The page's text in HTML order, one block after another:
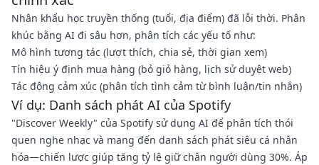
Nhân khẩu học truyền thống (tuổi, địa điểm) đã lỗi thời. Phân
khúc bằng AI đi sâu hơn, phân tích các yếu tố như:
Mô hình tương tác (lượt thích, chia sẻ, thời gian xem)
Tín hiệu ý định mua hàng (bỏ giỏ hàng, lịch sử duyệt web)
Tác động cảm xúc (phân tích tình cảm từ bình luận/tin nhắn)
Ví dụ: Danh sách phát AI của Spotify
"Discover Weekly" của Spotify sử dụng AI để phân tích thói
quen nghe nhạc và mang đến danh sách phát siêu cá nhân
hóa—chiến lược giúp tăng tỷ lệ giữ chân người dùng 30%. Áp